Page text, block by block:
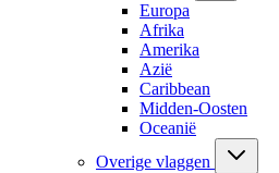
Europa
Afrika
Amerika
Azië
Caribbean
Midden-Oosten
Oceanië
Overige vlaggen